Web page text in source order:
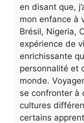
en disant que,
mon enfance à
Brésil, Nigeria,
expérience de
enrichissante
personnalité et
monde.
se confronter à
cultures
certains